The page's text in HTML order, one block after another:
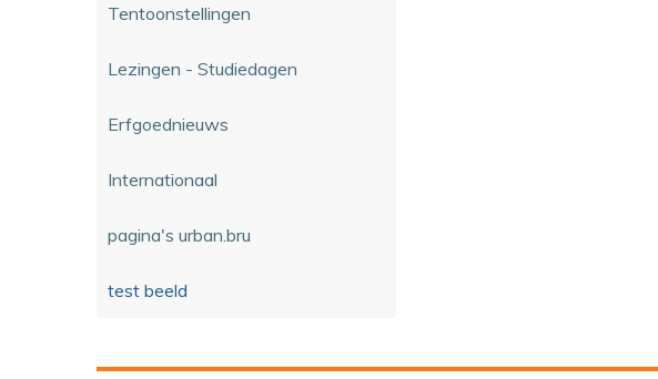
Tentoonstellingen
Lezingen - Studiedagen
Erfgoednieuws
Internationaal
pagina's urban.bru
test beeld